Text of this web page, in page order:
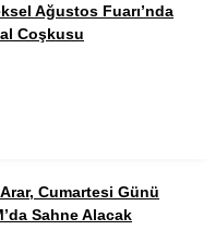
Ağustos Fuarı’nda
Coşkusu
Cumartesi Günü
Sahne Alacak